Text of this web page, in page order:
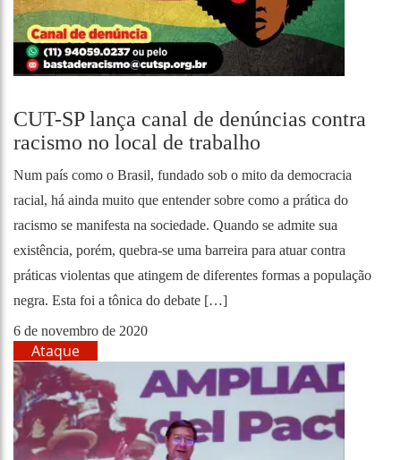
CUT-SP lança canal de denúncias contra
racismo no local de trabalho
Num país como o Brasil, fundado sob o mito da democracia
racial, há ainda muito que entender sobre como a prática do
racismo se manifesta na sociedade. Quando se admite sua
existência, porém, quebra-se uma barreira para atuar contra
práticas violentas que atingem de diferentes formas a população
negra. Esta foi a tônica do debate […]
6 de novembro de 2020
Ataque